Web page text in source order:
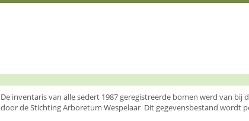
De inventaris van alle sedert 1987 geregistreerde bomen werd van bij
door de Stichting Arboretum Wespelaar Dit gegevensbestand wordt